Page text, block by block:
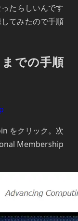
たらしいんです
てみたので手順
での手順
をクリック。次
Membership